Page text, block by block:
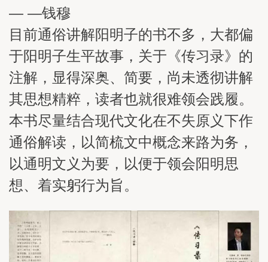
— —钱穆
目前通俗讲解阳明子的书不多，大都偏
于阳明子生平故事，关于《传习录》的
注解，显得深奥、简要，尚未透彻讲解
其思想精粹，读者也就很难领会践履。
本书尽量结合现代文化在不失原义下作
通俗解读，以简梳文中概念来路为务，
以通明文义为要，以便于领会阳明思
想、着实躬行为旨。